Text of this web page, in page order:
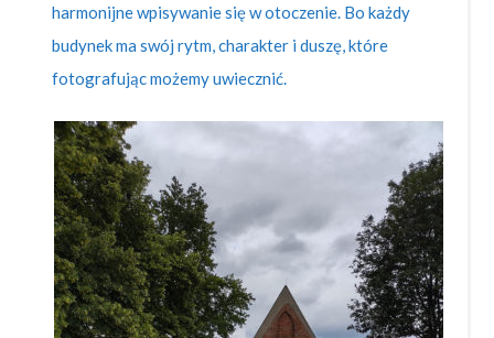
harmonijne wpisywanie się w otoczenie. Bo każdy
budynek ma swój rytm, charakter i duszę, które
fotografując możemy uwiecznić.